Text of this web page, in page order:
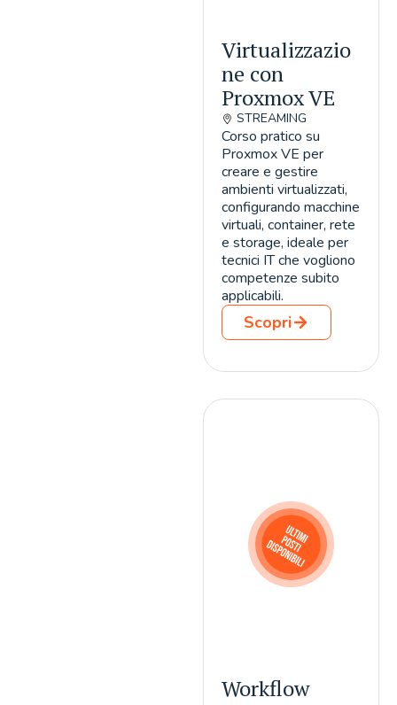
Virtualizzazio
ne con
Proxmox VE
STREAMING
Corso pratico su
Proxmox VE per
creare e gestire
ambienti virtualizzati,
configurando macchine
virtuali, container, rete
e storage, ideale per
tecnici IT che vogliono
competenze subito
applicabili.
Scopri
Workflow